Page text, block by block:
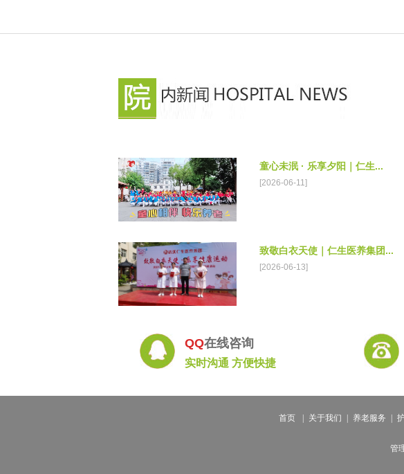
童心未泯 · 乐享夕阳｜仁生...
[2026-06-11]
致敬白衣天使｜仁生医养集团...
[2026-06-13]
QQ在线咨询
实时沟通 方便快捷
首页 关于我们 养老服务
管